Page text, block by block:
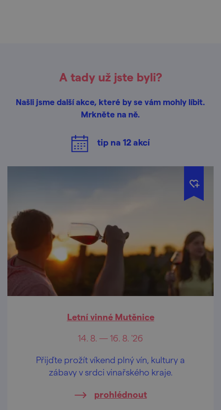
A tady už jste byli?
Našli jsme další akce, které by se vám mohly líbit.
Mrkněte na ně.
tip na 12akcí
Letní vinné Mutěnice
14. 8. — 16. 8. '26
Přijďte prožít víkend plný vín, kultury a
zábavy v srdci vinařského kraje.
prohlédnout